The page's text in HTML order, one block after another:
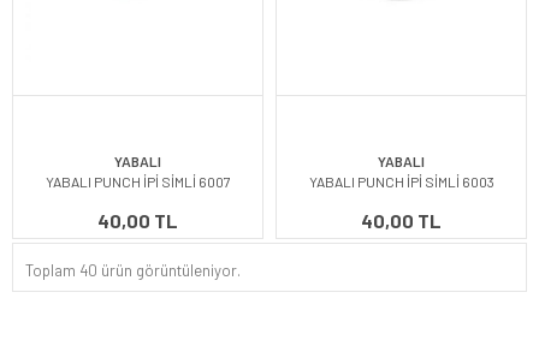
YABALI
YABALI PUNCH İPİ SİMLİ 6007
40,00 TL
YABALI
YABALI PUNCH İPİ SİMLİ 6003
40,00 TL
Toplam 40 ürün görüntüleniyor.